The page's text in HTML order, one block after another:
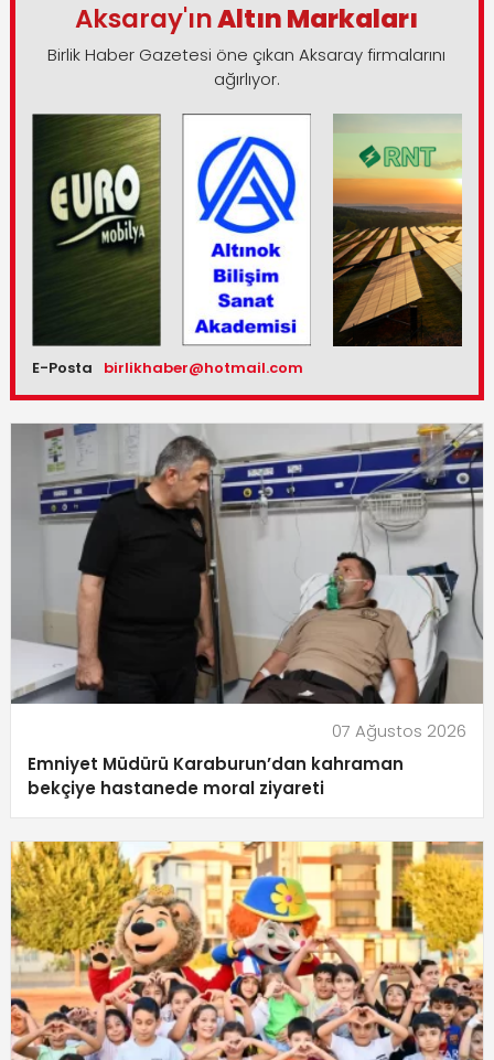
Aksaray'ınAltın Markaları
Birlik Haber Gazetesi öne çıkan Aksaray firmalarını
ağırlıyor.
E-Posta birlikhaber@hotmail.com
07 Ağustos 2026
Emniyet Müdürü Karaburun’dan kahraman
bekçiye hastanede moral ziyareti